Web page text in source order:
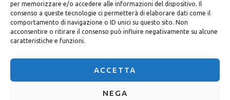
per memorizzare e/o accedere alle informazioni del dispositivo. Il
consenso a queste tecnologie ci permetterà di elaborare dati come il
comportamento di navigazione o ID unici su questo sito. Non
acconsentire o ritirare il consenso può influire negativamente su alcune
caratteristiche e funzioni.
ACCETTA
NEGA
Copyright © 2024 A.s.d. Arashi - Tutti i diritti riservati - P.IVA